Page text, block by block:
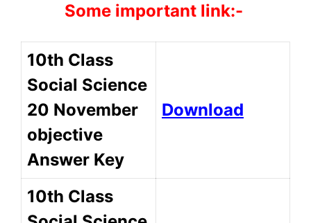
Some important link:-
10th Class
Social Science
20 November
objective
Answer Key
Download
10th Class